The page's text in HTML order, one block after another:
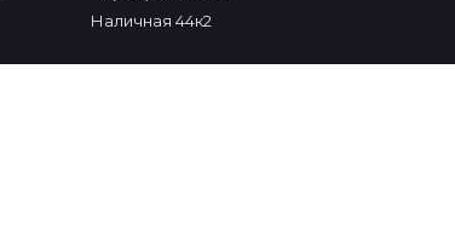
Наличная 44к2